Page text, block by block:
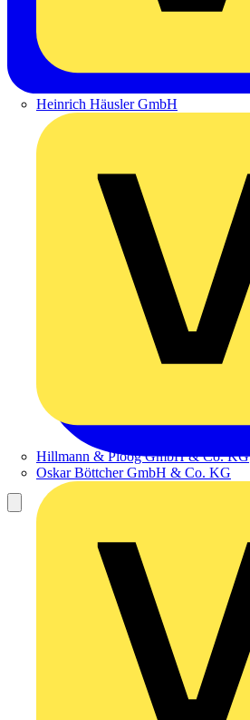
Heinrich Häusler GmbH
Hillmann & Ploog GmbH & Co. KG
Oskar Böttcher GmbH & Co. KG